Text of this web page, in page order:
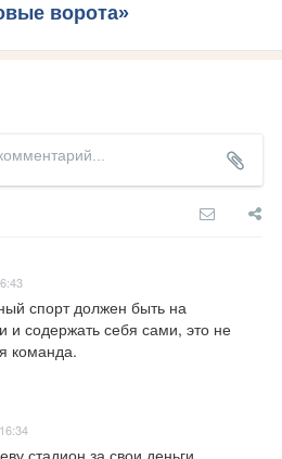
ворота»
спорт должен быть на
и содержать себя сами, это не
команда.
стадион за свои деньги